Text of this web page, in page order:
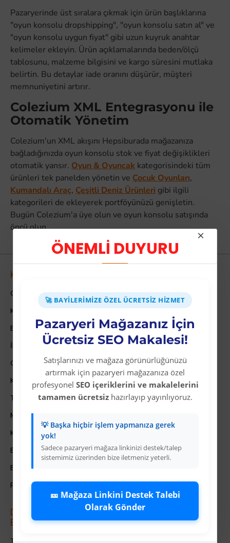
ÖNEMLİ DUYURU
🚀 BAYILERIMIZE ÖZEL ÜCRETSIZ HIZMET
Pazaryeri Mağazanız İçin
Ücretsiz SEO Makalesi!
Satışlarınızı ve mağaza görünürlüğünüzü
artırmak için pazaryeri mağazanıza özel
profesyonel SEO içeriklerini ve makalelerini
tamamen ücretsizhazırlayıp yayınlıyoruz.
💡 Başka hiçbir işlem yapmanıza gerek
yok!
Sadece pazaryeri mağaza linkinizi destek/talep
sistemimiz üzerinden bize iletmeniz yeterli.
🎫 Mağaza Linkini Destek Talebi
Olarak Gönder
Pazaryerinde üst sıralara çıkmak için ürün başlıklarına
"oyun konsolu dropshipping", "oyun konsolu satın al" ve
"oyun konsolu uygun fiyat" gibi uzun kuyruk anahtar
kelimeler ekleyin. Ürün açıklamalarında beden/ölçü
tablosunu, malzeme bilgisini ve kargo süresini mutlaka
belirtin. Bu detaylar iade oranını düşürür, müşteri
memnuniyetini artırır.
Colezium XML Entegrasyonu ile
Otomatik Yönetim
Colezium'un XML akışını Hepsiburada mağazanıza
bağladığınızda oyun konsolu stok ve fiyat değişiklikleri
otomatik yansır. Oyun & Oyuncak kategorisindeki tüm
ürünleri tek panelden yönetin ve Çocuk Oyunları,
Kumandalı Araç, Çeşitli Deniz Ürünleri gibi ilgili
kategorileri de ekleyerek portföyünüzü genişletin.
Bugün Colezium'a üye olun ve oyun konsolu satışında
öncü olun.
Kurumsal
Colezium Hakkında
Kurumsal Bilgiler
Banka Hesab Bilgileri
İletişim
Gizlilik Politikası
Kullanıcı Sözleşmesi
Teslimat Bilgileri
Mesafeli Satış Sözleşmesi
Kariyer
Bayi İade Sistemi
Bayi Bakiye Yükleme
Para Puan Sistemi ile Kazanç
Dropshipping (Stoksuz Sat\u0131\u015f)
E\u011fitimleri
Trendyol Dropshipping Eğitimleri